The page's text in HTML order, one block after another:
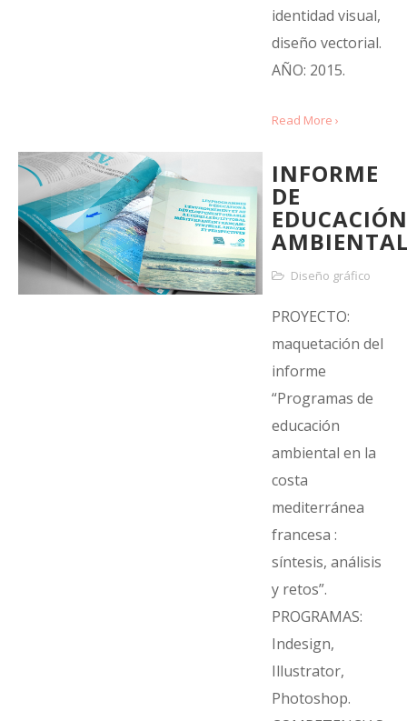
identidad visual,
diseño vectorial.
AÑO: 2015.
Read More ›
INFORME
DE
EDUCACIÓN
Diseño gráfico
PROYECTO:
maquetación del
informe
“Programas de
educación
ambiental en la
costa
mediterránea
francesa :
síntesis, análisis
y retos”.
PROGRAMAS:
Indesign,
Illustrator,
Photoshop.